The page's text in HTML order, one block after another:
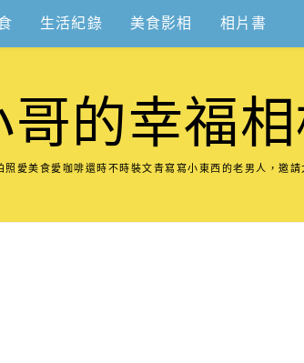
生活紀錄 美食影相 相片書
哥的幸福
愛美食愛咖啡還時不時裝文青寫寫小東西的老男人，邀